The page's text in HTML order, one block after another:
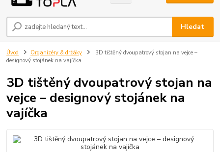
Hledat
Úvod Organizéry & držáky
3D tištěný dvoupatrový stojan na vejce –
designový stojánek na vajíčka
3D tištěný dvoupatrový stojan na
vejce – designový stojánek na
vajíčka